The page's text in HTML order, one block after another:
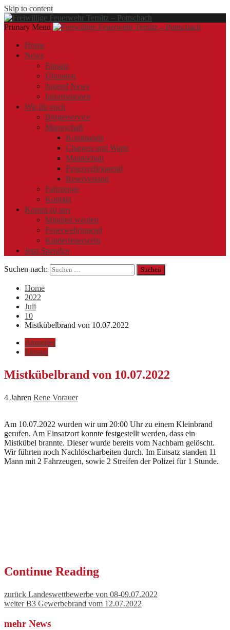
Skip to content
Primary Menu
Freiwillige Feuerwehr Ternitz – Pottschach
Home
News
Einsatz
Übungen
Jugend News
Informationen
Wir für euch
Bürgerservice
Mannschaft
Kommando
Chargen und Warte
Mannschaft
Feuerwehrjugend
Reservestand
Fahrzeuge
Kontakt
Komm zu uns
Mitglied werden
Feuerwehrjugend
Kinderfeuerwehr
Jetzt Spenden
Suchen nach:
Home
2022
Juli
10
Mistkübelbrand von 10.07.2022
Aktuelles
Einsatz
Mistkübelbrand von 10.07.2022
4 Jahren Rene Vorauer
Am 10.07.2022 wurden wir um 20:00 Uhr zu einem Kleinbrand
gerufen. Am Einsatzort konnte festgestellt werden, dass ein
Mistkübel brannte. Dieser wurde bereits vom Nachbarn gelöscht.
Wir führten noch Nachlöscharbeiten durch. Im Einsatz standen 11
Mann mit 2 Fahrzeugen, sowie 2 Streifen der Polizei für 1 Stunde.
Continue Reading
zurück Landeswettbewerbe von 08-09.07.2022
weiterB3 Gewerbebrand vom 12.07.2022
mehr News